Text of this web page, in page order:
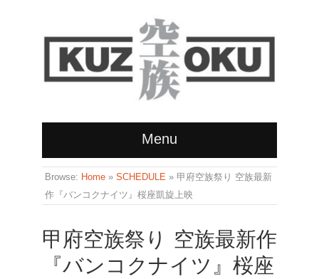
Menu
Browse: Home » SCHEDULE » 甲府空族祭り 空族最新
作『バンコクナイツ』桜座凱旋上映
甲府空族祭り 空族最新作
『バンコクナイツ』桜座